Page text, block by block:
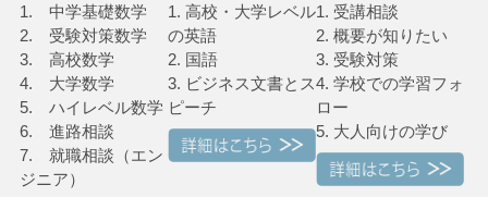
1. 中学基礎数学
2. 受験対策数学
3. 高校数学
4. 大学数学
5. ハイレベル数学
6. 進路相談
7. 就職相談（エン
ジニア）
1. 高校・大学レベル
の英語
2. 国語
3. ビジネス文書とス
ピーチ
1. 受講相談
2. 概要が知りたい
3. 受験対策
4. 学校での学習フォ
ロー
5. 大人向けの学び